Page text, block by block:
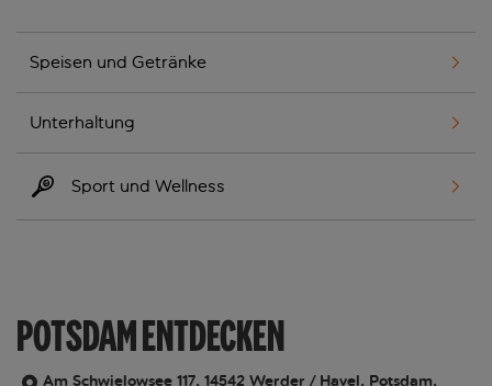
Speisen und Getränke
Unterhaltung
Sport und Wellness
POTSDAM ENTDECKEN
Am Schwielowsee 117, 14542 Werder / Havel, Potsdam,